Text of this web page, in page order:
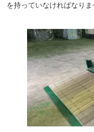
を持っていなければなりま